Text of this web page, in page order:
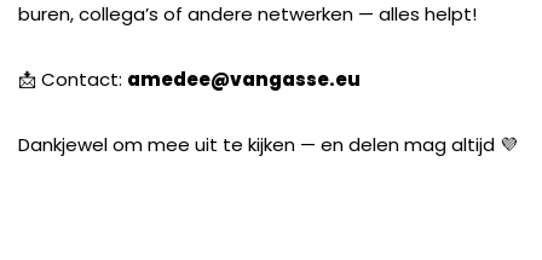
buren, collega’s of andere netwerken — alles helpt!
📩 Contact: amedee@vangasse.eu
Dankjewel om mee uit te kijken — en delen mag altijd 💜